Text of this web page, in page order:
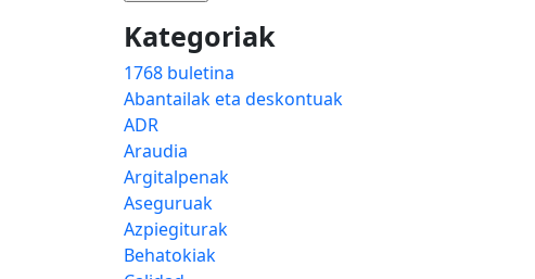
Kategoriak
1768 buletina
Abantailak eta deskontuak
ADR
Araudia
Argitalpenak
Aseguruak
Azpiegiturak
Behatokiak